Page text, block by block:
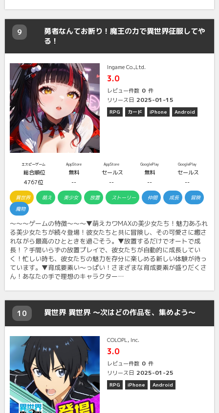
9
勇者なんてお断り！魔王の力で異世界征服してや
る！
Ingame Co.,Ltd.
3.0
レビュー件数 0 件
リリース日 2025-01-15
RPG カード iPhone Android
エスピーゲーム
総合順位
4767位
AppStore
無料
--
AppStore
セールス
--
GooglePlay
無料
--
GooglePlay
セールス
--
異世界 萌え 美少女 放置 ストーリー 仲間 成長
冒険
魔物
〜〜〜ゲームの特徴〜〜〜▼萌えカワMAXの美少女たち！魅力あふれ
る美少女たちが続々登場！彼女たちと共に冒険し、その可愛さに癒さ
れながら最高のひとときを過ごそう。▼放置するだけでオートで成
長！？手間いらずの放置プレイで、彼女たちが自動的に成長してい
く！忙しい時も、彼女たちの魅力を存分に楽しめる新しい体験が待っ
ています。▼育成要素い～っぱい！さまざまな育成要素が盛りだくさ
ん！あなたの手で理想のキャラクター…
10 異世界 異世界 ～次はどの作品を、集めよう～
COLOPL, Inc.
3.0
レビュー件数 0 件
リリース日 2025-01-25
RPG iPhone Android